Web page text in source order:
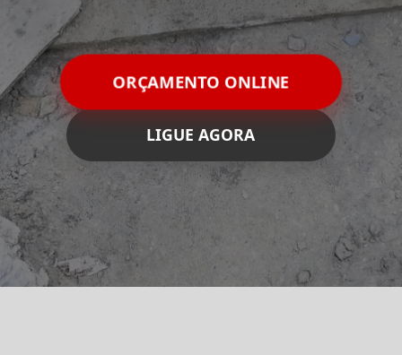
ORÇAMENTO ONLINE
LIGUE AGORA